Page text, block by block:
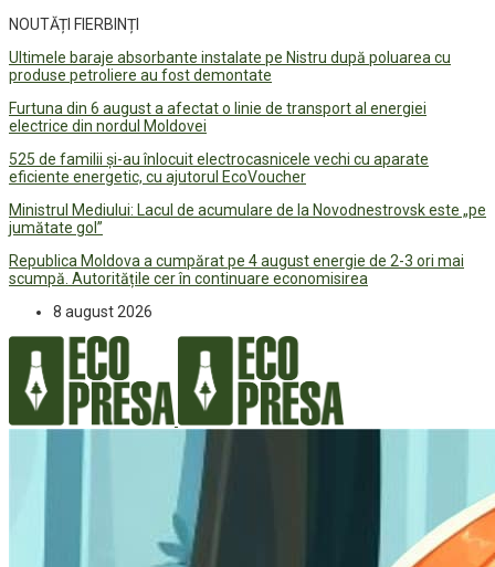
NOUTĂȚI FIERBINȚI
Ultimele baraje absorbante instalate pe Nistru după poluarea cu
produse petroliere au fost demontate
Furtuna din 6 august a afectat o linie de transport al energiei
electrice din nordul Moldovei
525 de familii și-au înlocuit electrocasnicele vechi cu aparate
eficiente energetic, cu ajutorul EcoVoucher
Ministrul Mediului: Lacul de acumulare de la Novodnestrovsk este „pe
jumătate gol”
Republica Moldova a cumpărat pe 4 august energie de 2-3 ori mai
scumpă. Autoritățile cer în continuare economisirea
8 august 2026